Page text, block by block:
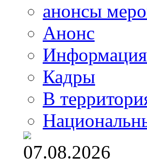
анонсы
Анонс
Информация
Кадры
В
07.08.2026